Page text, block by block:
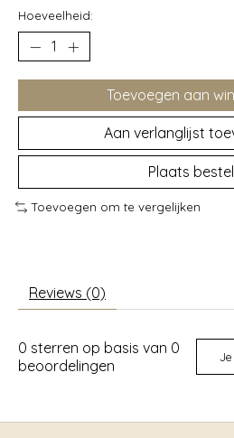
Hoeveelheid:
Toevoegen aan
Aan verlanglijst
Plaats
Toevoegen om te vergelijken
Reviews (0)
0 sterren op basis van 0
beoordelingen